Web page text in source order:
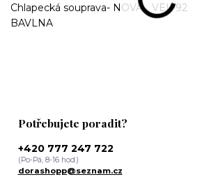
Chlapecká souprava- NOVÁ... VEL-92
BAVLNA
Potřebujete poradit?
+420 777 247 722
(Po-Pá, 8-16 hod.)
dorashopp@seznam.cz